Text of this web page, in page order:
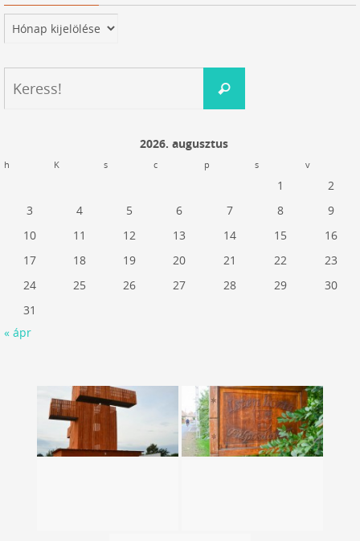
Archívum
Keress!
2026. augusztus
h K s c p s v
1
2
3
4 5 6 7 8
9
10
11 12 13 14 15
16
17
18 19 20 21 22
23
24
25 26 27 28 29
30
31
« ápr